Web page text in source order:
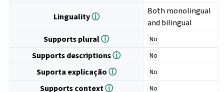
Lingualityⓘ
Both monolingual
and bilingual
Supports pluralⓘ No
Supports descriptionsⓘ No
Suporta explicaçãoⓘ No
Supports contextⓘ No